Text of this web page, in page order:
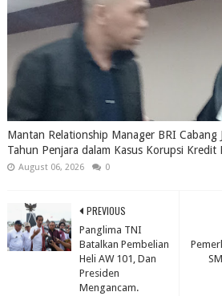
Mantan Relationship Manager BRI
Tahun Penjara dalam Kasus Korupsi
August 06, 2026 0
PREVIOUS
Panglima TNI
Batalkan Pembelian
Heli AW 101, Dan
Presiden
Mengancam.